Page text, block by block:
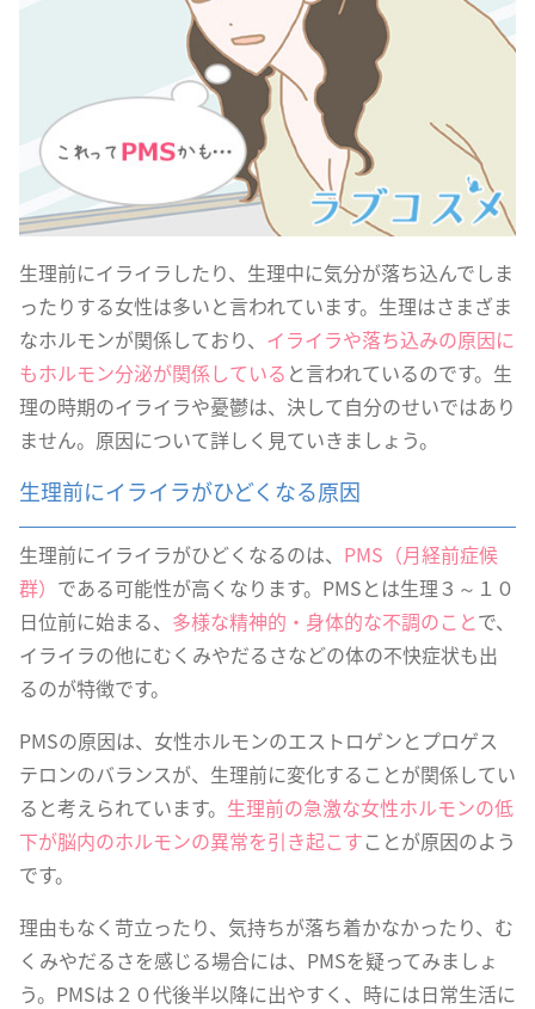
生理前にイライラしたり、生理中に気分が落ち込んでしま
ったりする女性は多いと言われています。生理はさまざま
なホルモンが関係しており、 イライラや落ち込みの原因に
もホルモン分泌が関係している と言われているのです。生
理の時期のイライラや憂鬱は、決して自分のせいではあり
ません。原因について詳しく見ていきましょう。
生理前にイライラがひどくなる原因
生理前にイライラがひどくなるのは、 PMS（月経前症候
群） である可能性が高くなります。PMSとは生理３～１０
日位前に始まる、 多様な精神的・身体的な不調のことで、
イライラの他にむくみやだるさなどの体の不快症状も出
るのが特徴です。
PMSの原因は、女性ホルモンのエストロゲンとプロゲス
テロンのバランスが、生理前に変化することが関係してい
ると考えられています。 生理前の急激な女性ホルモンの低
下が脳内のホルモンの異常を引き起こすことが原因のよう
です。
理由もなく苛立ったり、気持ちが落ち着かなかったり、む
くみやだるさを感じる場合には、PMSを疑ってみましょ
う。PMSは２０代後半以降に出やすく、時には日常生活に